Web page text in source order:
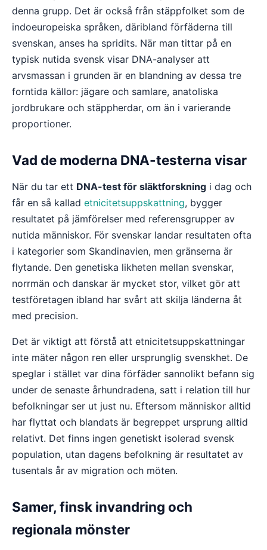
denna grupp. Det är också från stäppfolket som de
indoeuropeiska språken, däribland förfäderna till
svenskan, anses ha spridits. När man tittar på en
typisk nutida svensk visar DNA-analyser att
arvsmassan i grunden är en blandning av dessa tre
forntida källor: jägare och samlare, anatoliska
jordbrukare och stäppherdar, om än i varierande
proportioner.
Vad de moderna DNA-testerna visar
När du tar ett DNA-test för släktforskning i dag och
får en så kallad etnicitetsuppskattning, bygger
resultatet på jämförelser med referensgrupper av
nutida människor. För svenskar landar resultaten ofta
i kategorier som Skandinavien, men gränserna är
flytande. Den genetiska likheten mellan svenskar,
norrmän och danskar är mycket stor, vilket gör att
testföretagen ibland har svårt att skilja länderna åt
med precision.
Det är viktigt att förstå att etnicitetsuppskattningar
inte mäter någon ren eller ursprunglig svenskhet. De
speglar i stället var dina förfäder sannolikt befann sig
under de senaste århundradena, satt i relation till hur
befolkningar ser ut just nu. Eftersom människor alltid
har flyttat och blandats är begreppet ursprung alltid
relativt. Det finns ingen genetiskt isolerad svensk
population, utan dagens befolkning är resultatet av
tusentals år av migration och möten.
Samer, finsk invandring och
regionala mönster